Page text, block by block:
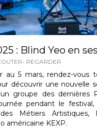
: Blind Yeo en
REGARDER
au 5 mars, rendez-vous
découvrir une nouvelle
groupe des dernières
pendant le festival,
Métiers Artistiques,
américaine KEXP.